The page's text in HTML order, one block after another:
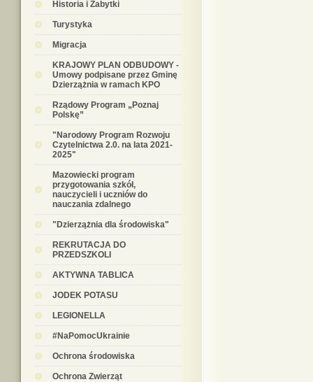
Historia i Zabytki
Turystyka
Migracja
KRAJOWY PLAN ODBUDOWY -
Umowy podpisane przez Gminę
Dzierzążnia w ramach KPO
Rządowy Program „Poznaj
Polskę”
"Narodowy Program Rozwoju
Czytelnictwa 2.0. na lata 2021-
2025"
Mazowiecki program
przygotowania szkół,
nauczycieli i uczniów do
nauczania zdalnego
"Dzierzążnia dla środowiska"
REKRUTACJA DO
PRZEDSZKOLI
AKTYWNA TABLICA
JODEK POTASU
LEGIONELLA
#NaPomocUkrainie
Ochrona środowiska
Ochrona Zwierząt